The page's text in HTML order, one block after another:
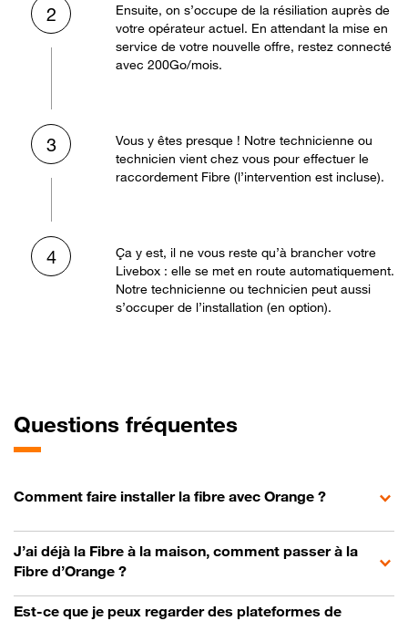
2
Ensuite, on s’occupe de la résiliation auprès de
votre opérateur actuel. En attendant la mise en
service de votre nouvelle offre, restez connecté
avec 200Go/mois.
3
Vous y êtes presque ! Notre technicienne ou
technicien vient chez vous pour effectuer le
raccordement Fibre (l’intervention est incluse).
4
Ça y est, il ne vous reste qu’à brancher votre
Livebox : elle se met en route automatiquement.
Notre technicienne ou technicien peut aussi
s’occuper de l’installation (en option).
Questions fréquentes
Comment faire installer la fibre avec Orange ?
J’ai déjà la Fibre à la maison, comment passer à la
Fibre d’Orange ?
Est-ce que je peux regarder des plateformes de